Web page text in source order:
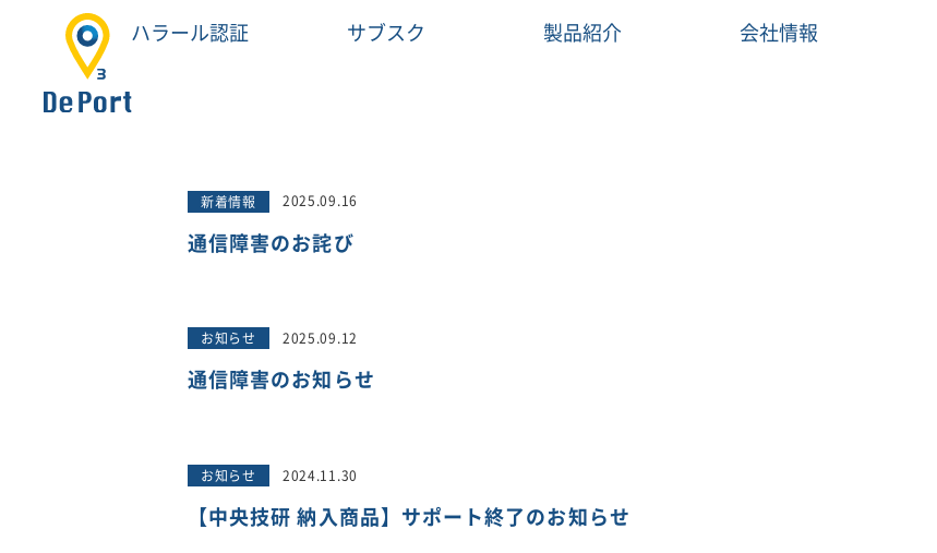
ハラール認証 サブスク 製品紹介 会社情報
News
新着情報 2025.09.16
通信障害のお詫び
お知らせ 2025.09.12
通信障害のお知らせ
お知らせ 2024.11.30
【中央技研 納入商品】サポート終了のお知らせ